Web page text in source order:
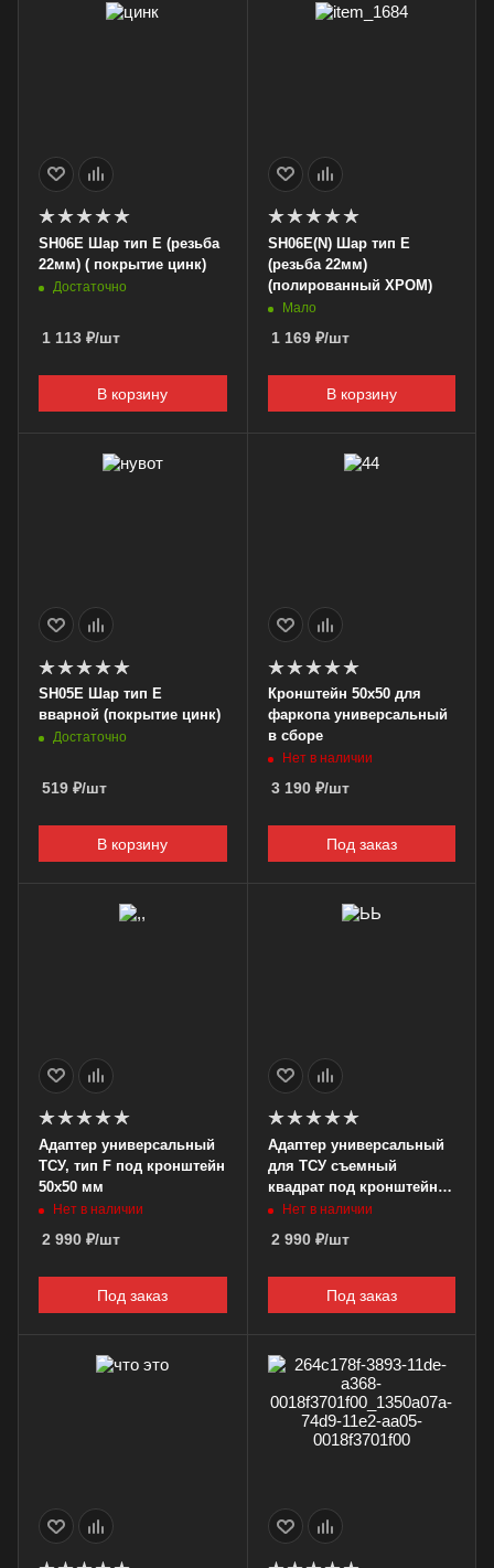
SH06E Шар тип Е (резьба
22мм) ( покрытие цинк)
Достаточно
1 113 ₽/шт
В корзину
SH06E(N) Шар тип Е
(резьба 22мм)
(полированный ХРОМ)
Мало
1 169₽/шт
В корзину
SH05E Шар тип E
вварной (покрытие цинк)
Достаточно
519 ₽/шт
В корзину
Кронштейн 50х50 для
фаркопа универсальный
в сборе
Нет в наличии
3 190₽/шт
Под заказ
Адаптер универсальный
ТСУ, тип F под кронштейн
50x50 мм
Нет в наличии
2 990 ₽/шт
Под заказ
Адаптер универсальный
для ТСУ съемный
квадрат под кронштейн
50х50 (4 болта 104-60)
Нет в наличии
2 990₽/шт
Под заказ